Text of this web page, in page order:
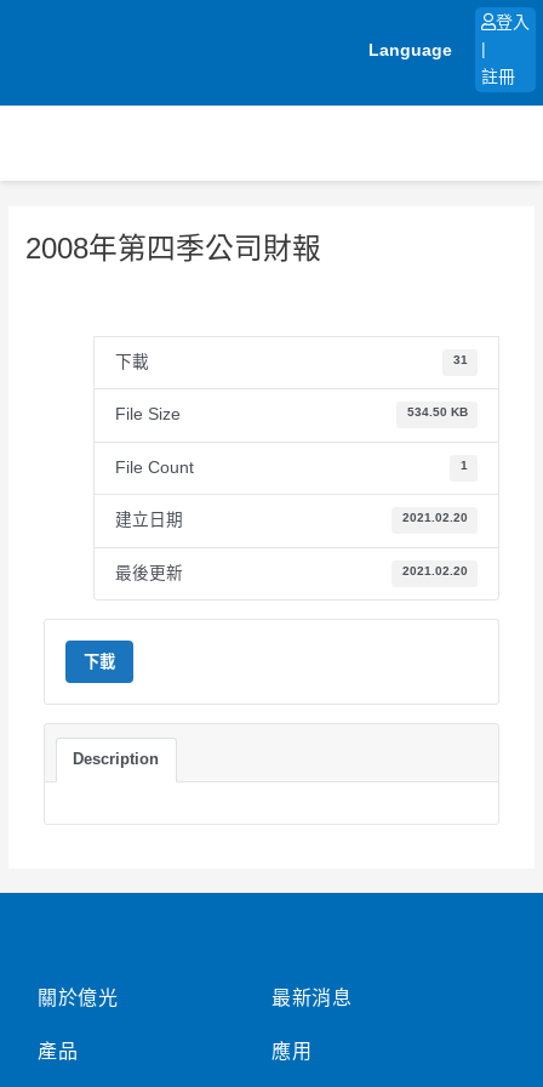
Language
登入
註冊
2008年第四季公司財報
下載 31
File Size 534.50 KB
File Count 1
建立日期 2021.02.20
最後更新 2021.02.20
下載
Description
關於億光
產品
最新消息
應用